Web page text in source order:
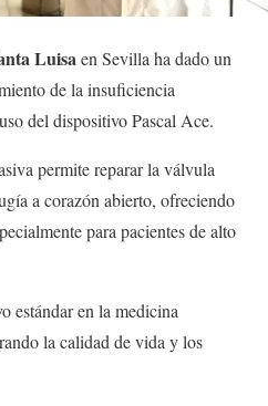
Luisaen Sevilla ha dado un
de la insuficiencia
del dispositivo Pascal Ace.
permite reparar la válvula
a corazón abierto, ofreciendo
para pacientes de alto
estándar en la medicina
la calidad de vida y los